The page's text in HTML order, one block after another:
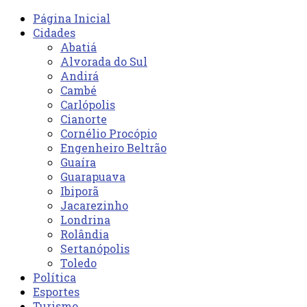
Página Inicial
Cidades
Abatiá
Alvorada do Sul
Andirá
Cambé
Carlópolis
Cianorte
Cornélio Procópio
Engenheiro Beltrão
Guaíra
Guarapuava
Ibiporã
Jacarezinho
Londrina
Rolândia
Sertanópolis
Toledo
Política
Esportes